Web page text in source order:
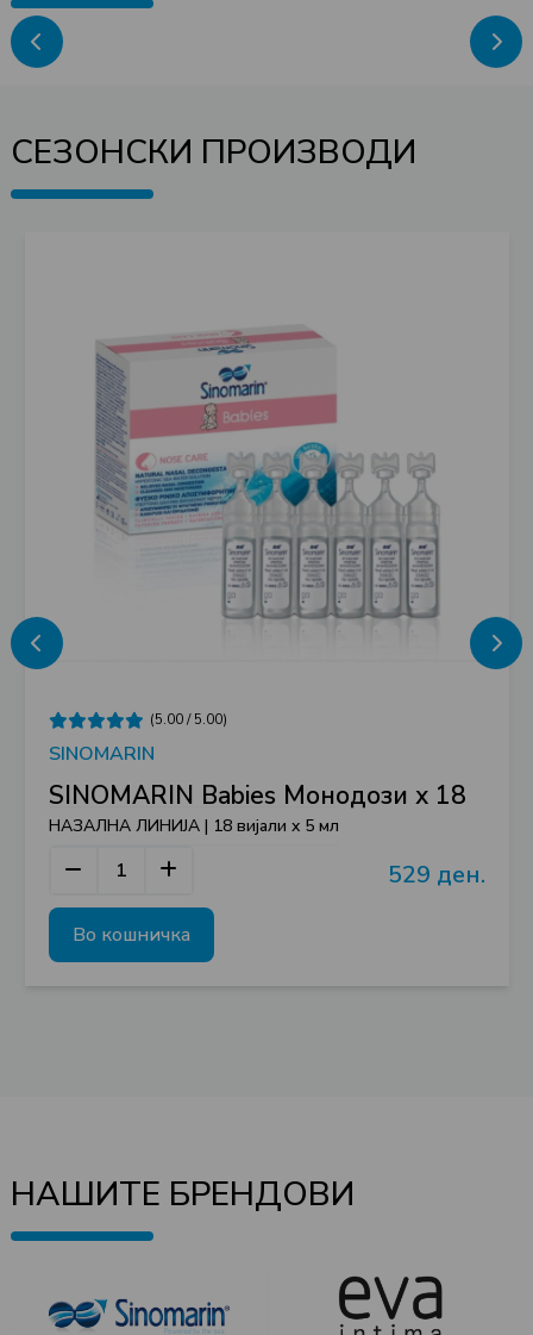
СЕЗОНСКИ ПРОИЗВОДИ
(5.00 / 5.00)
SINOMARIN
SINOMARIN Babies Монодози х 18
НАЗАЛНА ЛИНИЈА | 18 вијали x 5 мл
529 ден.
Во кошничка
НАШИТЕ БРЕНДОВИ